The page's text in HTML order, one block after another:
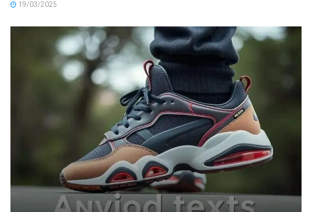
19/03/2025